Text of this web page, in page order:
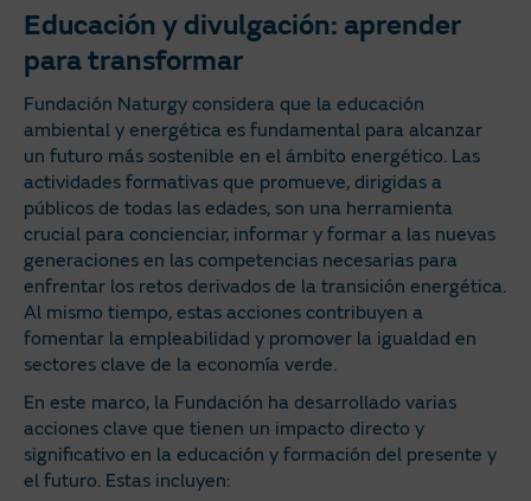
Educación y divulgación: aprender
para transformar
Fundación Naturgy considera que la educación
ambiental y energética es fundamental para alcanzar
un futuro más sostenible en el ámbito energético. Las
actividades formativas que promueve, dirigidas a
públicos de todas las edades, son una herramienta
crucial para concienciar, informar y formar a las nuevas
generaciones en las competencias necesarias para
enfrentar los retos derivados de la transición energética.
Al mismo tiempo, estas acciones contribuyen a
fomentar la empleabilidad y promover la igualdad en
sectores clave de la economía verde.
En este marco, la Fundación ha desarrollado varias
acciones clave que tienen un impacto directo y
significativo en la educación y formación del presente y
el futuro. Estas incluyen: